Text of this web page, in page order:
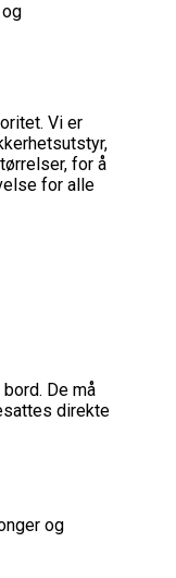
Vi er
for å
for alle
De må
direkte
og